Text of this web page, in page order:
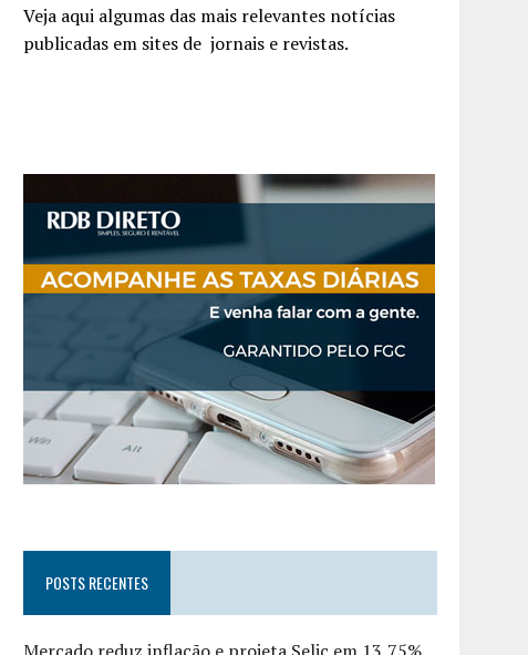
Veja aqui algumas das mais relevantes notícias
publicadas em sites de jornais e revistas.
POSTS RECENTES
Mercado reduz inflação e projeta Selic em 13,75%